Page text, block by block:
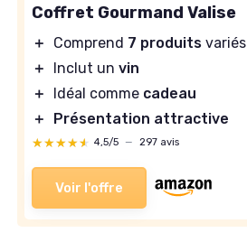
Coffret Gourmand Valise
＋ Comprend 7 produits variés
＋
Inclut un vin
＋
Idéal comme cadeau
＋
Présentation attractive
★★★★★
★★★★★ 4,5/5 — 297 avis
Voir l'offre